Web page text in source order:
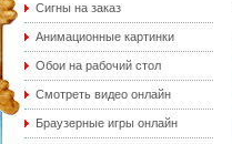
Сигны на заказ
Анимационные картинки
Обои на рабочий стол
Смотреть видео онлайн
Браузерные игры онлайн